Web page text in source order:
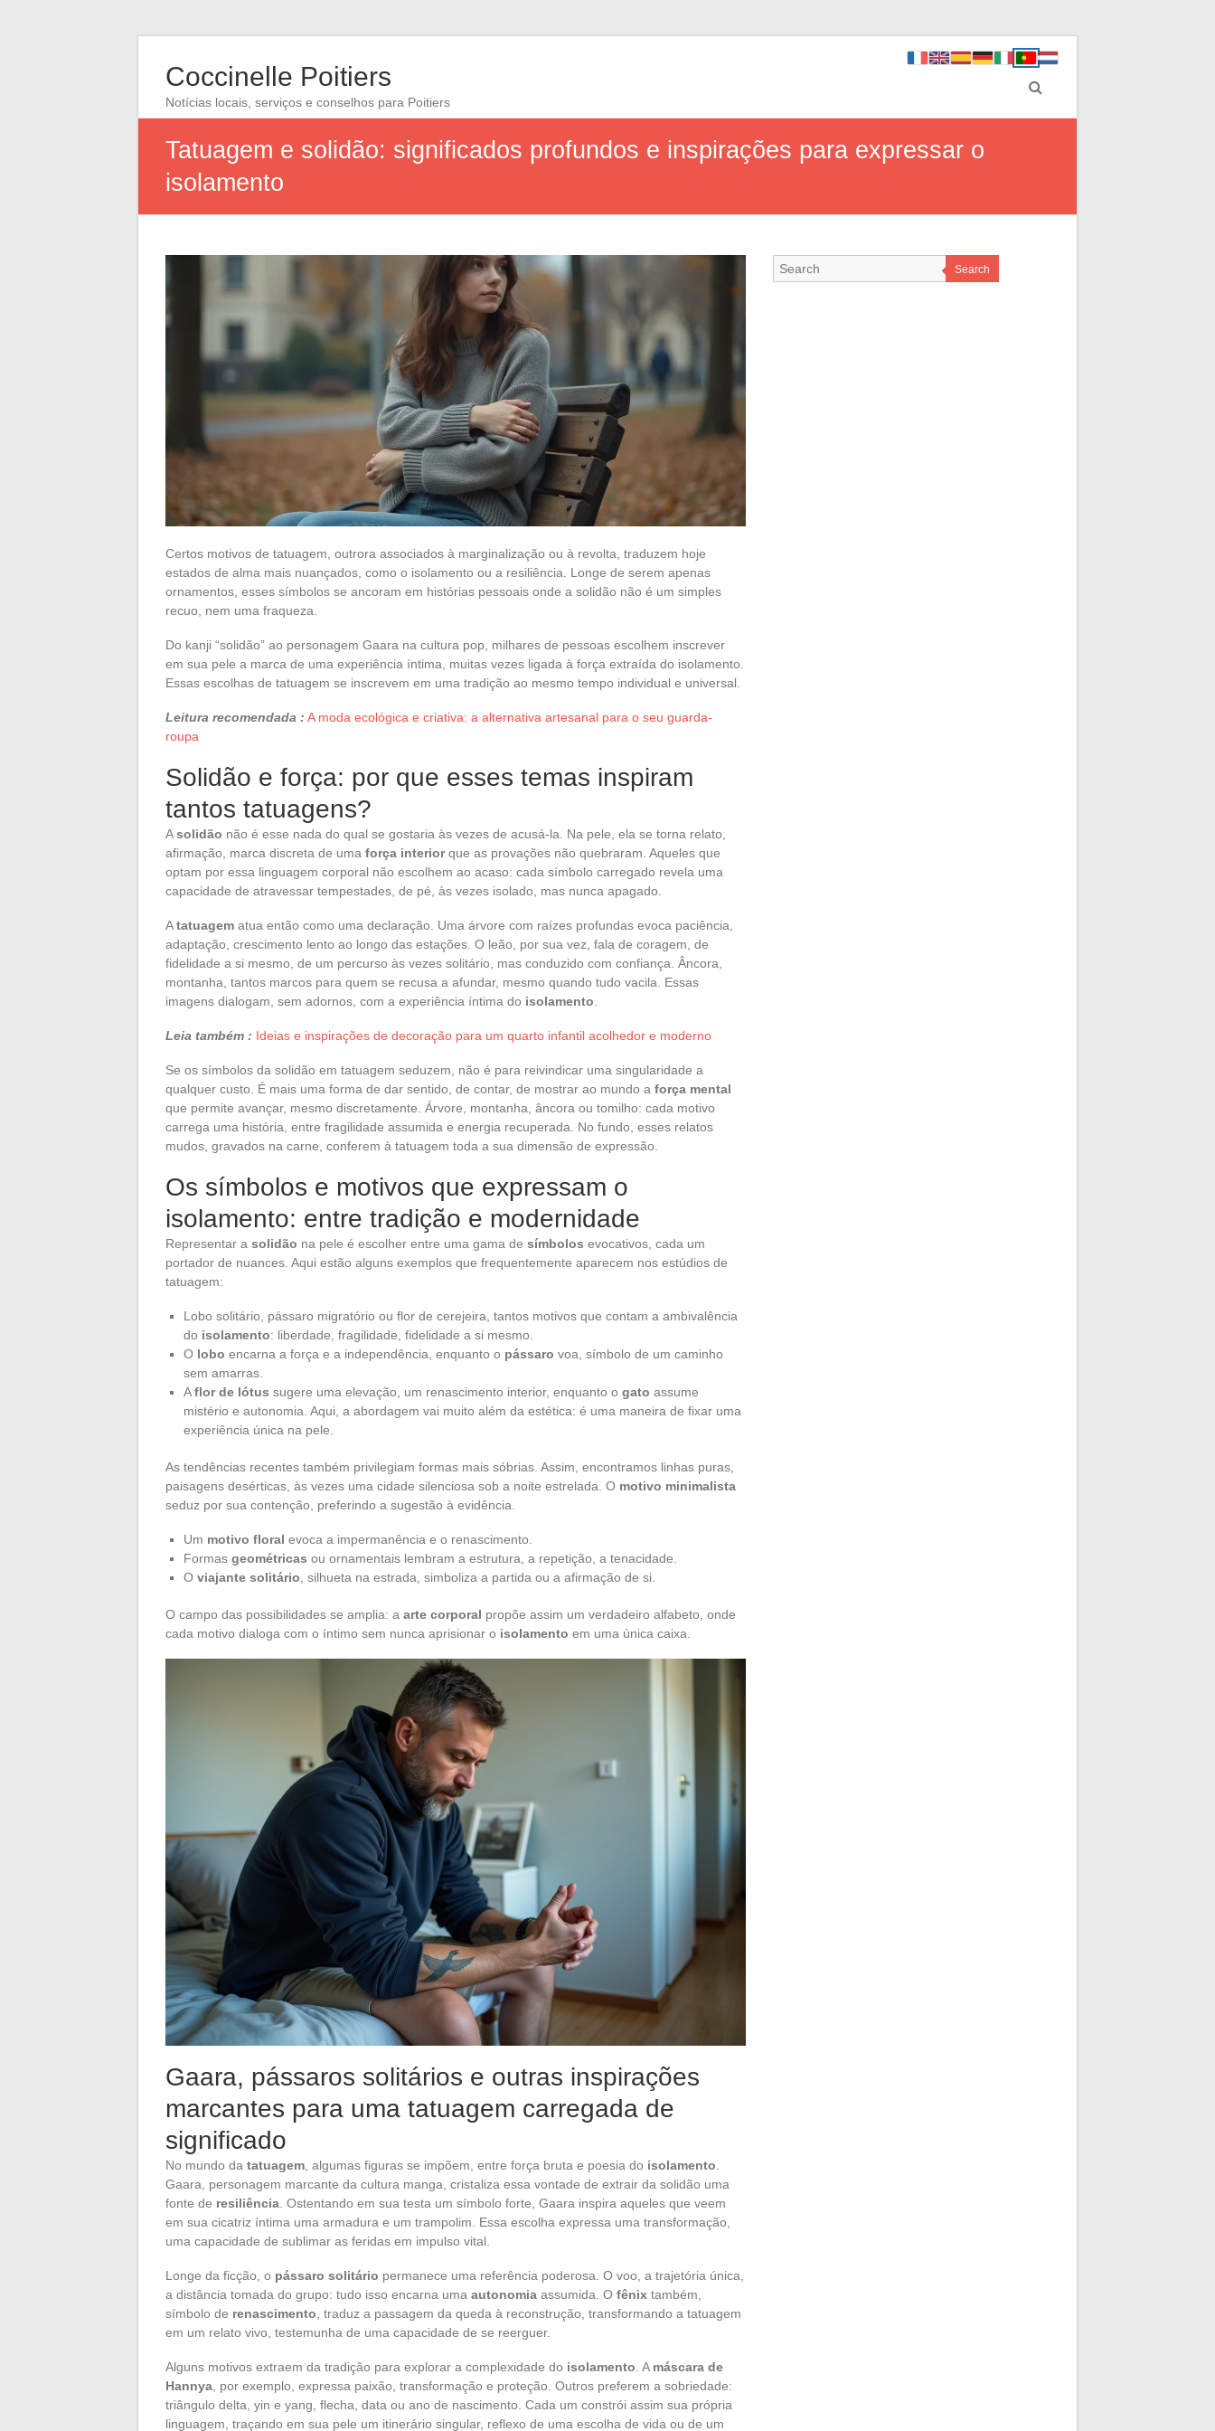
Coccinelle Poitiers
Notícias locais, serviços e conselhos para Poitiers
Tatuagem e solidão: significados profundos e inspirações para expressar o
isolamento
Certos motivos de tatuagem, outrora associados à marginalização ou à revolta, traduzem hoje
estados de alma mais nuançados, como o isolamento ou a resiliência. Longe de serem apenas
ornamentos, esses símbolos se ancoram em histórias pessoais onde a solidão não é um simples
recuo, nem uma fraqueza.
Do kanji “solidão” ao personagem Gaara na cultura pop, milhares de pessoas escolhem inscrever
em sua pele a marca de uma experiência íntima, muitas vezes ligada à força extraída do isolamento.
Essas escolhas de tatuagem se inscrevem em uma tradição ao mesmo tempo individual e universal.
Leitura recomendada : A moda ecológica e criativa: a alternativa artesanal para o seu guarda-
roupa
Solidão e força: por que esses temas inspiram
tantos tatuagens?
Asolidão não é esse nada do qual se gostaria às vezes de acusá-la. Na pele, ela se torna relato,
afirmação, marca discreta de uma força interiorque as provações não quebraram. Aqueles que
optam por essa linguagem corporal não escolhem ao acaso: cada símbolo carregado revela uma
capacidade de atravessar tempestades, de pé, às vezes isolado, mas nunca apagado.
Atatuagem atua então como uma declaração. Uma árvore com raízes profundas evoca paciência,
adaptação, crescimento lento ao longo das estações. O leão, por sua vez, fala de coragem, de
fidelidade a si mesmo, de um percurso às vezes solitário, mas conduzido com confiança. Âncora,
montanha, tantos marcos para quem se recusa a afundar, mesmo quando tudo vacila. Essas
imagens dialogam, sem adornos, com a experiência íntima do isolamento
Leia também : Ideias e inspirações de decoração para um quarto infantil acolhedor e moderno
Se os símbolos da solidão em tatuagem seduzem, não é para reivindicar uma singularidade a
qualquer custo. É mais uma forma de dar sentido, de contar, de mostrar ao mundo a força mental
que permite avançar, mesmo discretamente. Árvore, montanha, âncora ou tomilho: cada motivo
carrega uma história, entre fragilidade assumida e energia recuperada. No fundo, esses relatos
mudos, gravados na carne, conferem à tatuagem toda a sua dimensão de expressão.
Os símbolos e motivos que expressam o
isolamento: entre tradição e modernidade
Representar a solidão na pele é escolher entre uma gama de símbolos evocativos, cada um
portador de nuances. Aqui estão alguns exemplos que frequentemente aparecem nos estúdios de
tatuagem:
Lobo solitário, pássaro migratório ou flor de cerejeira, tantos motivos que contam a ambivalência
do isolamento: liberdade, fragilidade, fidelidade a si mesmo.
O lobo encarna a força e a independência, enquanto o pássaro voa, símbolo de um caminho
sem amarras.
Aflor de lótus sugere uma elevação, um renascimento interior, enquanto o gato assume
mistério e autonomia. Aqui, a abordagem vai muito além da estética: é uma maneira de fixar uma
experiência única na pele.
As tendências recentes também privilegiam formas mais sóbrias. Assim, encontramos linhas puras,
paisagens desérticas, às vezes uma cidade silenciosa sob a noite estrelada. O motivo minimalista
seduz por sua contenção, preferindo a sugestão à evidência.
Um motivo floral evoca a impermanência e o renascimento.
Formas geométricas ou ornamentais lembram a estrutura, a repetição, a tenacidade.
O viajante solitário , silhueta na estrada, simboliza a partida ou a afirmação de si.
O campo das possibilidades se amplia: a arte corporal propõe assim um verdadeiro alfabeto, onde
cada motivo dialoga com o íntimo sem nunca aprisionar o isolamento em uma única caixa.
Gaara, pássaros solitários e outras inspirações
marcantes para uma tatuagem carregada de
significado
No mundo da tatuagem , algumas figuras se impõem, entre força bruta e poesia do isolamento
Gaara, personagem marcante da cultura manga, cristaliza essa vontade de extrair da solidão uma
fonte de resiliência . Ostentando em sua testa um símbolo forte, Gaara inspira aqueles que veem
em sua cicatriz íntima uma armadura e um trampolim. Essa escolha expressa uma transformação,
uma capacidade de sublimar as feridas em impulso vital.
Longe da ficção, o pássaro solitário permanece uma referência poderosa. O voo, a trajetória única,
a distância tomada do grupo: tudo isso encarna uma autonomia assumida. O fênix também,
símbolo de renascimento , traduz a passagem da queda à reconstrução, transformando a tatuagem
em um relato vivo, testemunha de uma capacidade de se reerguer.
Alguns motivos extraem da tradição para explorar a complexidade do isolamento . A máscara de
Hannya , por exemplo, expressa paixão, transformação e proteção. Outros preferem a sobriedade:
triângulo delta, yin e yang, flecha, data ou ano de nascimento. Cada um constrói assim sua própria
linguagem, traçando em sua pele um itinerário singular, reflexo de uma escolha de vida ou de um
Search